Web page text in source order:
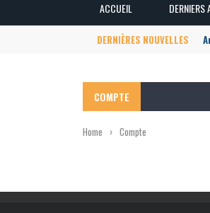
ACCUEIL DERNIERS
DERNIÈRES NOUVELLES
COMPTE
Home › Compte